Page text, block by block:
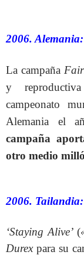
2006.
La campaña
y
campeonato
Alemania el
campaña
otro medio
2006.
‘Staying Alive’(
Durexpara su